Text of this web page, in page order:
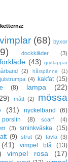
(68) byxor
dockkläder (3)
förkläde (43) grytlappar
(2) hårspänne
(1)
julstrumpa (4) kakfat (15)
(8) lampa
(22)
mått (2)
mössa
(31) nyckelband (6)
porslin (8) scarf (4)
(3) sminkväska (15)
(9) strut (2) tavla (3)
(41) vimpel blå (13)
vimpel rosa
(17)